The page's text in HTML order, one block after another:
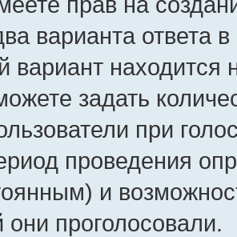
варианта ответа
вариант находится
задать
при
проведения
и
они проголосовали.